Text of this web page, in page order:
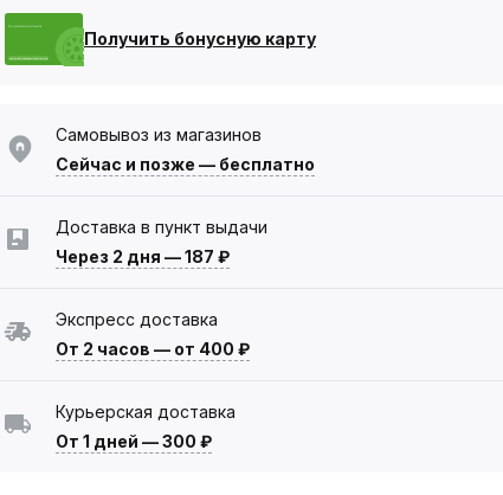
Получить бонусную карту
Самовывоз из магазинов
Сейчас и позже — бесплатно
Доставка в пункт выдачи
Через 2 дня —187 ₽
Экспресс доставка
От 2 часов — от 400 ₽
Курьерская доставка
От 1 дней —300 ₽